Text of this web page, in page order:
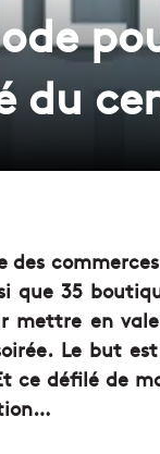
du
que 35
mettre en
Le but
défilé de